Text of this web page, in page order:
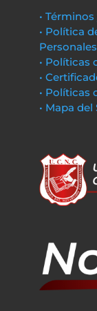
•
• Política
Personales
• Políticas
•
• Políticas
• Mapa del